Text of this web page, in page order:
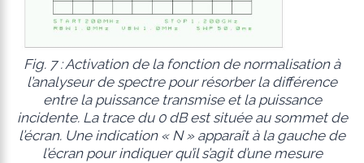
Fig. 7 : Activation de la fonction de normalisation à
l’analyseur de spectre pour résorber la différence
entre la puissance transmise et la puissance
incidente. La trace du 0 dB est située au sommet de
l’écran. Une indication « N » apparaît à la gauche de
l’écran pour indiquer qu’il s’agit d’une mesure